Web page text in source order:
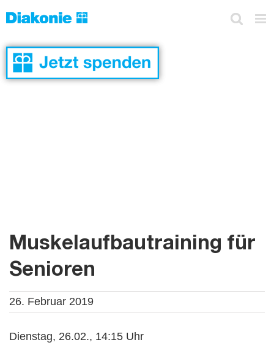
to
Muskelaufbautraining für
Senioren
26. Februar 2019
Dienstag, 26.02., 14:15 Uhr